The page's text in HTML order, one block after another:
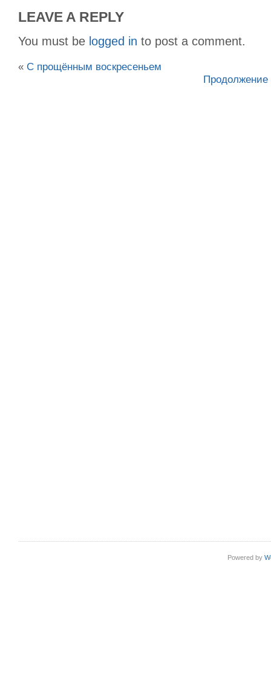
LEAVE A REPLY
You must be logged in to post a comment.
« С прощённым воскресеньем
Продолжение
Powered by